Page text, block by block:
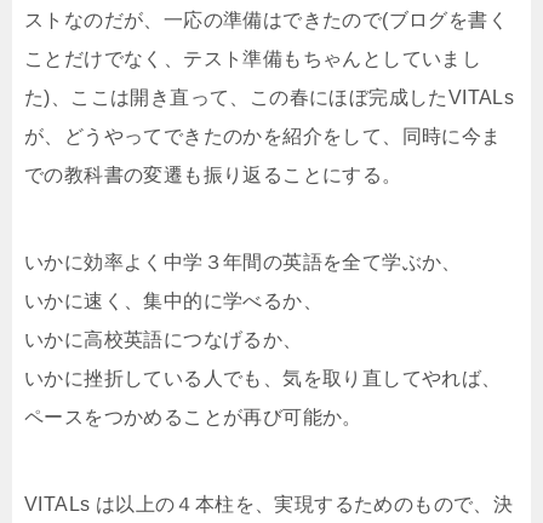
ストなのだが、一応の準備はできたので(ブログを書く
ことだけでなく、テスト準備もちゃんとしていまし
た)、ここは開き直って、この春にほぼ完成したVITALs
が、どうやってできたのかを紹介をして、同時に今ま
での教科書の変遷も振り返ることにする。
いかに効率よく中学３年間の英語を全て学ぶか、
いかに速く、集中的に学べるか、
いかに高校英語につなげるか、
いかに挫折している人でも、気を取り直してやれば、
ペースをつかめることが再び可能か。
VITALs は以上の４本柱を、実現するためのもので、決